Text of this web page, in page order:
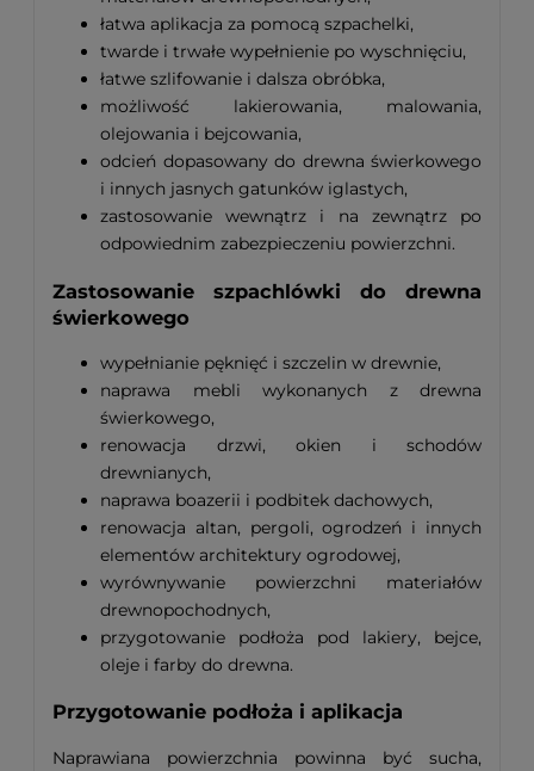
łatwa aplikacja za pomocą szpachelki,
twarde i trwałe wypełnienie po wyschnięciu,
łatwe szlifowanie i dalsza obróbka,
możliwość lakierowania, malowania,
olejowania i bejcowania,
odcień dopasowany do drewna świerkowego
i innych jasnych gatunków iglastych,
zastosowanie wewnątrz i na zewnątrz po
odpowiednim zabezpieczeniu powierzchni.
Zastosowanie szpachlówki do drewna
świerkowego
wypełnianie pęknięć i szczelin w drewnie,
naprawa mebli wykonanych z drewna
świerkowego,
renowacja drzwi, okien i schodów
drewnianych,
naprawa boazerii i podbitek dachowych,
renowacja altan, pergoli, ogrodzeń i innych
elementów architektury ogrodowej,
wyrównywanie powierzchni materiałów
drewnopochodnych,
przygotowanie podłoża pod lakiery, bejce,
oleje i farby do drewna.
Przygotowanie podłoża i aplikacja
Naprawiana powierzchnia powinna być sucha,